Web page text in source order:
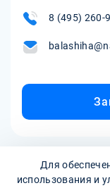
8 (495) 260-
Для
использования и